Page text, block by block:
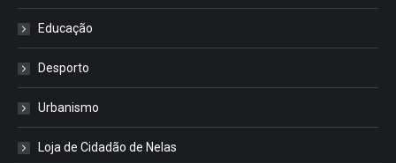
Educação
Desporto
Urbanismo
Loja de Cidadão de Nelas